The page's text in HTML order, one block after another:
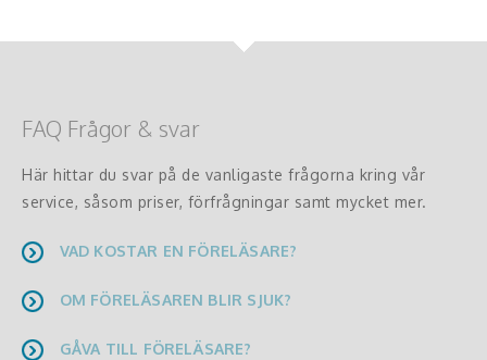
FAQ Frågor & svar
Här hittar du svar på de vanligaste frågorna kring vår
service, såsom priser, förfrågningar samt mycket mer.
VAD KOSTAR EN FÖRELÄSARE?
OM FÖRELÄSAREN BLIR SJUK?
GÅVA TILL FÖRELÄSARE?